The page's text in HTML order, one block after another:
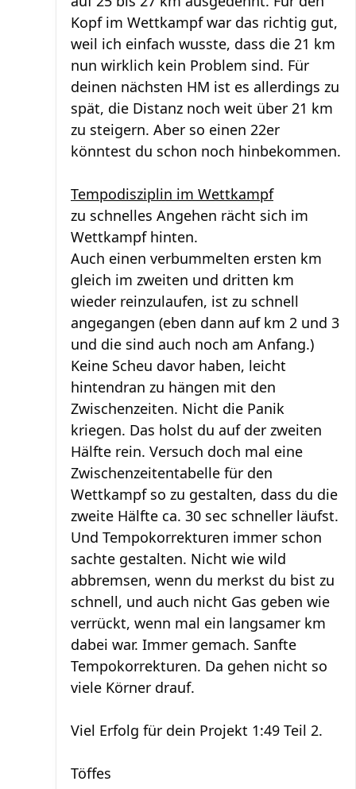
Kopf im Wettkampf war das richtig gut,
weil ich einfach wusste, dass die 21 km
nun wirklich kein Problem sind. Für
deinen nächsten HM ist es allerdings zu
spät, die Distanz noch weit über 21 km
zu steigern. Aber so einen 22er
könntest du schon noch hinbekommen.
Tempodisziplin im Wettkampf
zu schnelles Angehen rächt sich im
Wettkampf hinten.
Auch einen verbummelten ersten km
gleich im zweiten und dritten km
wieder reinzulaufen, ist zu schnell
angegangen (eben dann auf km 2 und 3
und die sind auch noch am Anfang.)
Keine Scheu davor haben, leicht
hintendran zu hängen mit den
Zwischenzeiten. Nicht die Panik
kriegen. Das holst du auf der zweiten
Hälfte rein. Versuch doch mal eine
Zwischenzeitentabelle für den
Wettkampf so zu gestalten, dass du die
zweite Hälfte ca. 30 sec schneller läufst.
Und Tempokorrekturen immer schon
sachte gestalten. Nicht wie wild
abbremsen, wenn du merkst du bist zu
schnell, und auch nicht Gas geben wie
verrückt, wenn mal ein langsamer km
dabei war. Immer gemach. Sanfte
Tempokorrekturen. Da gehen nicht so
viele Körner drauf.
Viel Erfolg für dein Projekt 1:49 Teil 2.
Töffes